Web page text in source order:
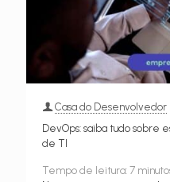
Casa do Desenvolvedor
DevOps: saiba tudo sobre
de TI
Tempo de leitura: 7